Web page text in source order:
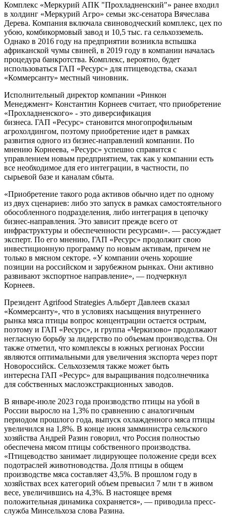
Комплекс «Меркурий АПК "Прохладненский"» ранее входил
в холдинг «Меркурий Агро» семьи экс-сенатора Вячеслава
Дерева. Компания включала свиноводческий комплекс, цех по
убою, комбикормовый завод и 10,5 тыс. га сельхозземель.
Однако в 2016 году на предприятии возникла вспышка
африканской чумы свиней, в 2019 году в компании началась
процедура банкротства. Комплекс, вероятно, будет
использоваться ГАП «Ресурс» для птицеводства, сказал
«Коммерсанту» местный чиновник.
Исполнительный директор компании «Ринкон
Менеджмент» Константин Корнеев считает, что приобретение
«Прохладненского» - это диверсификация
бизнеса. ГАП «Ресурс» становится многопрофильным
агрохолдингом, поэтому приобретение идет в рамках
развития одного из бизнес-направлений компании. По
мнению Корнеева, «Ресурс» успешно справится с
управлением новым предприятием, так как у компании есть
все необходимое для его интеграции, в частности, по
сырьевой базе и каналам сбыта.
«Приобретение такого рода активов обычно идет по одному
из двух сценариев: либо это запуск в рамках самостоятельного
обособленного подразделения, либо интеграция в цепочку
бизнес-направления. Это зависит прежде всего от
инфраструктуры и обеспеченности ресурсами». — рассуждает
эксперт. По его мнению, ГАП «Ресурс» продолжит свою
инвестиционную программу по новым активам, причем не
только в мясном секторе. «У компании очень хорошие
позиции на российском и зарубежном рынках. Они активно
развивают экспортное направление», — подчеркнул
Корнеев.
Президент Agrifood Strategies Альберт Давлеев сказал
«Коммерсанту», что в условиях насыщения внутреннего
рынка мяса птицы вопрос концентрации остается острым,
поэтому и ГАП «Ресурс», и группа «Черкизово» продолжают
негласную борьбу за лидерство по объемам производства. Он
также отметил, что комплексы в южных регионах России
являются оптимальными для увеличения экспорта через порт
Новороссийск. Сельхозземля также может быть
интересна ГАП «Ресурс» для выращивания подсолнечника
для собственных маслоэкстракционных заводов.
В январе-июле 2023 года производство птицы на убой в
России выросло на 1,3% по сравнению с аналогичным
периодом прошлого года, выпуск охлажденного мяса птицы
увеличился на 1,8%. В конце июня замминистра сельского
хозяйства Андрей Разин говорил, что Россия полностью
обеспечена мясом птицы собственного производства.
«Птицеводство занимает лидирующее положение среди всех
подотраслей животноводства. Доля птицы в общем
производстве мяса составляет 43,5%. В прошлом году в
хозяйствах всех категорий объем превысил 7 млн т в живом
весе, увеличившись на 4,3%. В настоящее время
положительная динамика сохраняется», — приводила пресс-
служба Минсельхоза слова Разина.